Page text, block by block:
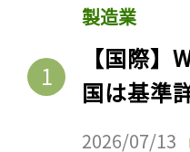
製造業
【国際
国は基準
2026/07/13